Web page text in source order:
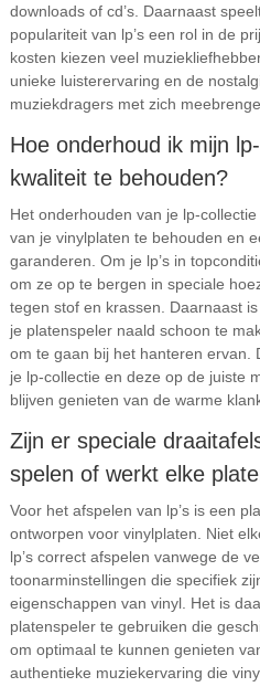
downloads of cd’s. Daarnaast
populariteit van lp’s een rol in de
kosten kiezen veel
unieke luisterervaring en de
muziekdragers met zich
Hoe onderhoud ik mijn
kwaliteit te behouden?
Het onderhouden van je lp-
van je vinylplaten te behouden en
garanderen. Om je lp’s in
om ze op te bergen in speciale
tegen stof en krassen. Daarnaast
je platenspeler naald schoon te
om te gaan bij het hanteren ervan.
je lp-collectie en deze op de juiste
blijven genieten van de warme
Zijn er speciale
spelen of werkt elke
Voor het afspelen van lp’s is een
ontworpen voor vinylplaten. Niet
lp’s correct afspelen vanwege de
toonarminstellingen die specifiek
eigenschappen van vinyl. Het is
platenspeler te gebruiken die
om optimaal te kunnen genieten
authentieke muziekervaring die